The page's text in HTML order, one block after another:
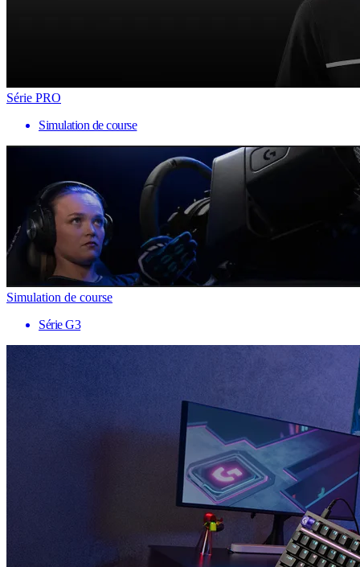
Série PRO
Simulation de course
Simulation de course
Série G3